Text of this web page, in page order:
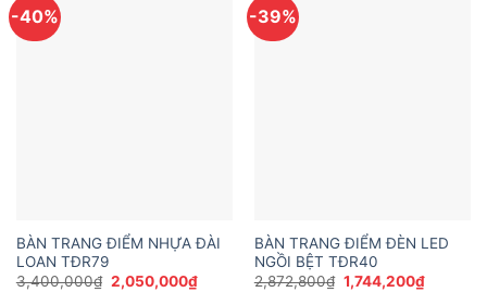
-40%
BÀN TRANG ĐIỂM NHỰA ĐÀI
LOAN TĐR79
3,400,000₫ Giá
gốc
2,050,000₫Giá
hiện
-39%
BÀN TRANG ĐIỂM ĐÈN LED
NGỒI BỆT TĐR40
2,872,800₫ Giá
gốc
1,744,200₫Giá
hiện